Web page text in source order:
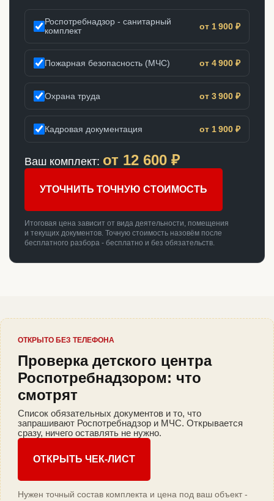
Роспотребнадзор - санитарный
комплект
от 1 900 ₽
Пожарная безопасность (МЧС) от 4 900 ₽
Охрана труда от 3 900 ₽
Кадровая документация от 1 900 ₽
Ваш комплект: от 12 600 ₽
УТОЧНИТЬ ТОЧНУЮ СТОИМОСТЬ
Итоговая цена зависит от вида деятельности, помещения
и текущих документов. Точную стоимость назовём после
бесплатного разбора - бесплатно и без обязательств.
ОТКРЫТО БЕЗ ТЕЛЕФОНА
Проверка детского центра
Роспотребнадзором: что
смотрят
Список обязательных документов и то, что
запрашивают Роспотребнадзор и МЧС. Открывается
сразу, ничего оставлять не нужно.
ОТКРЫТЬ ЧЕК-ЛИСТ
Нужен точный состав комплекта и цена под ваш объект -